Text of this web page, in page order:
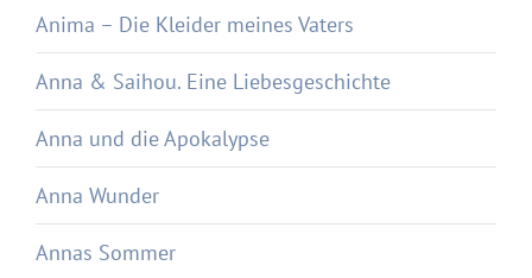
Anima – Die Kleider meines Vaters
Anna & Saihou. Eine Liebesgeschichte
Anna und die Apokalypse
Anna Wunder
Annas Sommer